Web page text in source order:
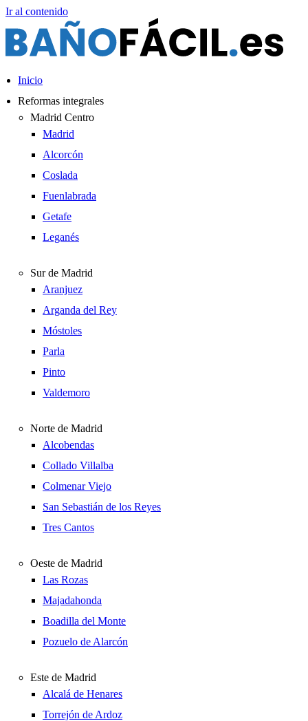
Ir al contenido
Inicio
Reformas integrales
Madrid Centro
Madrid
Alcorcón
Coslada
Fuenlabrada
Getafe
Leganés
Sur de Madrid
Aranjuez
Arganda del Rey
Móstoles
Parla
Pinto
Valdemoro
Norte de Madrid
Alcobendas
Collado Villalba
Colmenar Viejo
San Sebastián de los Reyes
Tres Cantos
Oeste de Madrid
Las Rozas
Majadahonda
Boadilla del Monte
Pozuelo de Alarcón
Este de Madrid
Alcalá de Henares
Torrejón de Ardoz